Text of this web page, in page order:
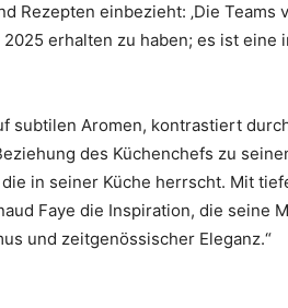
Rezepten einbezieht: ‚Die Teams
erhalten zu haben; es ist eine
subtilen Aromen, kontrastiert
des Küchenchefs zu
in seiner Küche herrscht. Mit
Faye die Inspiration, die seine
und zeitgenössischer Eleganz.“